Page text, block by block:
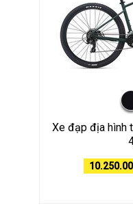
Xe đạp địa hình